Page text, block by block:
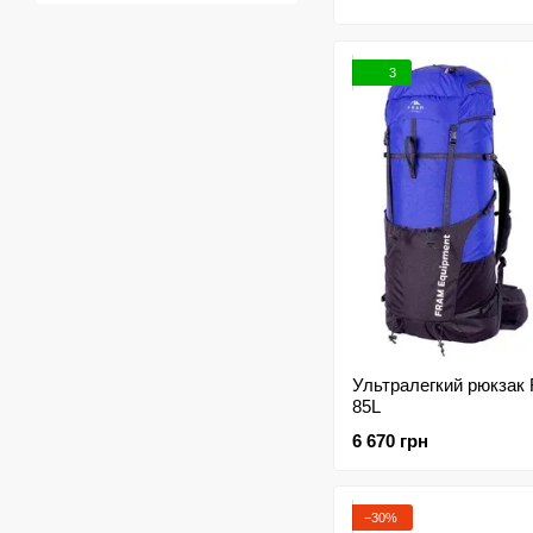
3
Ультралегкий
85L
6 670 грн
−30%